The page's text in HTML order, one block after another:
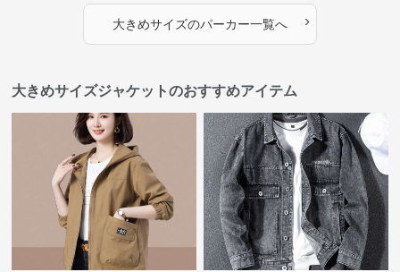
アップパーカー
大きめサイズのパーカー一覧へ ›
大きめサイズジャケットのおすすめアイテム